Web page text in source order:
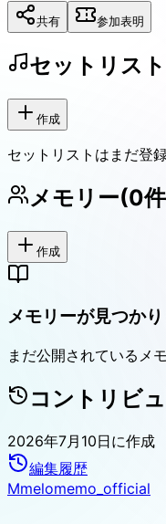
共有 参加表明
セットリスト
作成
セットリストはまだ登
メモリー(0
作成
メモリーが見つか
まだ公開されているメ
コントリビ
2026年7月10日に作成
編集履歴
Mmelomemo_official